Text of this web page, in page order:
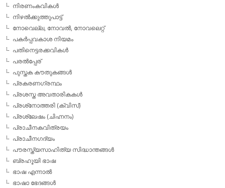
നിരണംകവികള്‍
നിഴല്‍ക്കുത്തുപാട്ട്
നോവെല്ല, നോവല്‍, നോവലെറ്റ്
പകര്‍പ്പവകാശ നിയമം
പതിനെട്ടരക്കവികള്‍
പരല്‍പ്പേര്
പുസ്തക കൗതുകങ്ങള്‍
പ്രകരണഗ്രന്ഥം
പ്രശസ്ത അവതാരികകള്‍
പ്രശ്‌നോത്തരി (ക്വിസ്)
പ്രശ്ലേഷം (ചിഹ്നനം)
പ്രാചീനകവിത്രയം
പ്രാചീനഗദ്യം
പൗരസ്ത്യസാഹിത്യ സിദ്ധാന്തങ്ങള്‍
ബ്രഹൂയി ഭാഷ
ഭാഷ എന്നാല്‍
ഭാഷാ ഭേദങ്ങള്‍